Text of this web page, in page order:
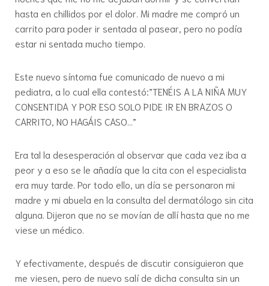
hasta en chillidos por el dolor. Mi madre me compró un
carrito para poder ir sentada al pasear, pero no podía
estar ni sentada mucho tiempo.
Este nuevo síntoma fue comunicado de nuevo a mi
pediatra, a lo cual ella contestó:”TENÉIS A LA NIÑA MUY
CONSENTIDA Y POR ESO SOLO PIDE IR EN BRAZOS O
CARRITO, NO HAGÁIS CASO…”
Era tal la desesperación al observar que cada vez iba a
peor y a eso se le añadía que la cita con el especialista
era muy tarde. Por todo ello, un día se personaron mi
madre y mi abuela en la consulta del dermatólogo sin cita
alguna. Dijeron que no se movían de allí hasta que no me
viese un médico.
Y efectivamente, después de discutir consiguieron que
me viesen, pero de nuevo salí de dicha consulta sin un